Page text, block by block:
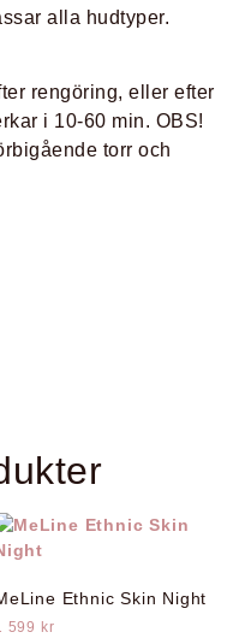
alla hudtyper.
rengöring, eller efter
i 10-60 min. OBS!
torr och
Ethnic Skin Night
599 kr